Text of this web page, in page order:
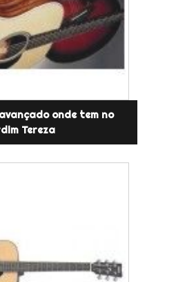
onde tem no
Tereza